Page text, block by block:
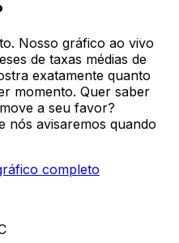
Nosso gráfico ao vivo
de taxas médias de
exatamente quanto
momento. Quer saber
a seu favor?
nós avisaremos quando
completo